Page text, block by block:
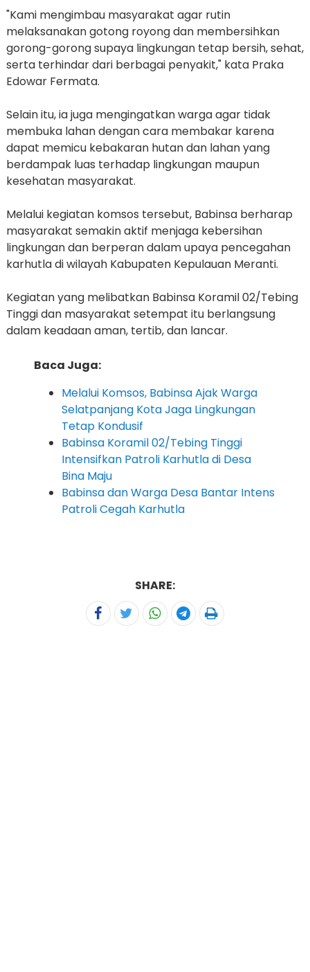
"Kami mengimbau masyarakat agar rutin
melaksanakan gotong royong dan membersihkan
gorong-gorong supaya lingkungan tetap bersih, sehat,
serta terhindar dari berbagai penyakit," kata Praka
Edowar Fermata.
Selain itu, ia juga mengingatkan warga agar tidak
membuka lahan dengan cara membakar karena
dapat memicu kebakaran hutan dan lahan yang
berdampak luas terhadap lingkungan maupun
kesehatan masyarakat.
Melalui kegiatan komsos tersebut, Babinsa berharap
masyarakat semakin aktif menjaga kebersihan
lingkungan dan berperan dalam upaya pencegahan
karhutla di wilayah Kabupaten Kepulauan Meranti.
Kegiatan yang melibatkan Babinsa Koramil 02/Tebing
Tinggi dan masyarakat setempat itu berlangsung
dalam keadaan aman, tertib, dan lancar.
Baca Juga:
Melalui Komsos, Babinsa Ajak Warga
Selatpanjang Kota Jaga Lingkungan
Tetap Kondusif
Babinsa Koramil 02/Tebing Tinggi
Intensifkan Patroli Karhutla di Desa
Bina Maju
Babinsa dan Warga Desa Bantar Intens
Patroli Cegah Karhutla
SHARE: